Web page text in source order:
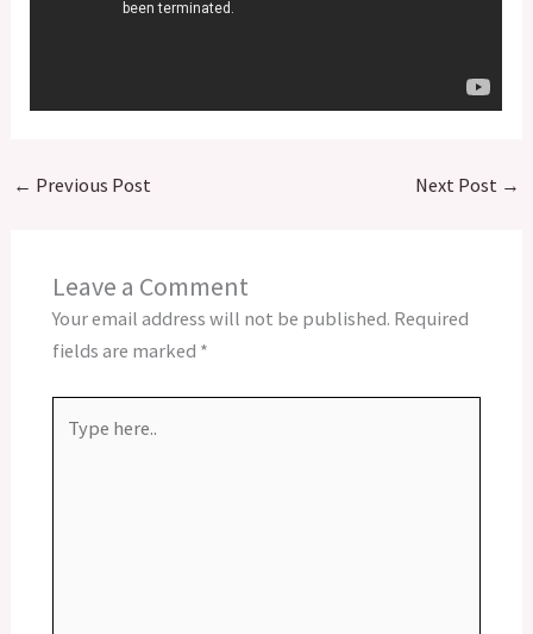
← Previous Post Next Post →
Leave a Comment
Your email address will not be published. Required
fields are marked *
here..